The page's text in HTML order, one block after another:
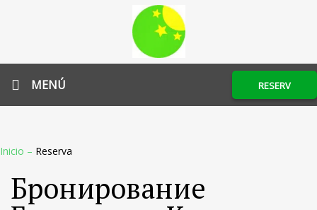
MENÚ RESERV
Inicio – Reserva
Бронирование